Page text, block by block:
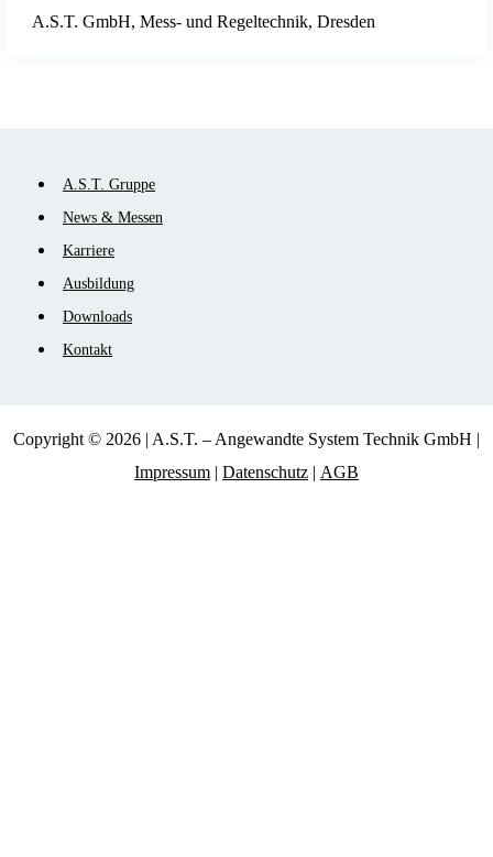
A.S.T. GmbH, Mess- und Regeltechnik, Dresden
Navigation
überspringen
A.S.T. Gruppe
News & Messen
Karriere
Ausbildung
Downloads
Kontakt
Copyright © 2026 | A.S.T. – Angewandte System Technik GmbH |
Impressum | Datenschutz | AGB